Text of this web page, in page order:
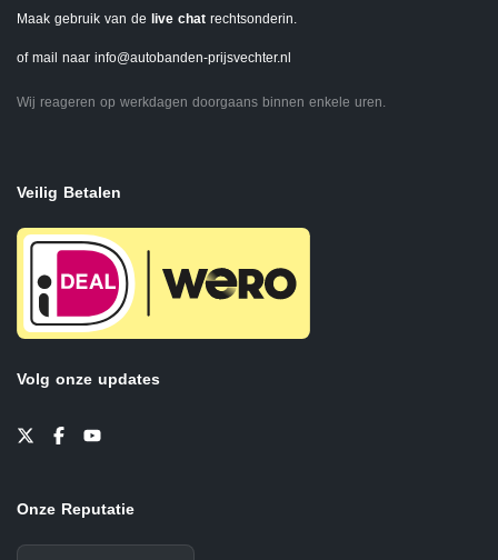
Maak gebruik van de live chat rechtsonderin.
of mail naar info@autobanden-prijsvechter.nl
Wij reageren op werkdagen doorgaans binnen enkele uren.
Veilig Betalen
Volg onze updates
Onze Reputatie